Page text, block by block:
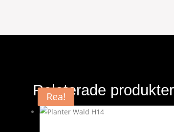
Relaterade produkter
Rea!